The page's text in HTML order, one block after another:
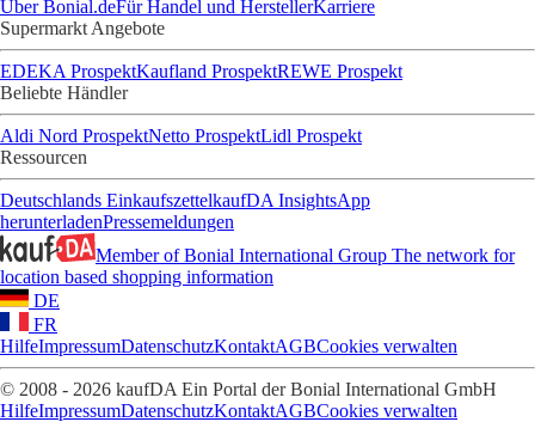
Über Bonial.deFür Handel und HerstellerKarriere
Supermarkt Angebote
EDEKA ProspektKaufland ProspektREWE Prospekt
Beliebte Händler
Aldi Nord ProspektNetto ProspektLidl Prospekt
Ressourcen
Deutschlands EinkaufszettelkaufDA InsightsApp
herunterladenPressemeldungen
Member of Bonial International Group The network for
location based shopping information
DE
FR
HilfeImpressumDatenschutzKontaktAGBCookies verwalten
© 2008 - 2026 kaufDA Ein Portal der Bonial International GmbH
HilfeImpressumDatenschutzKontaktAGBCookies verwalten